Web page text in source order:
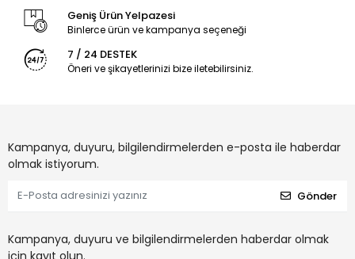
Geniş Ürün Yelpazesi
Binlerce ürün ve kampanya seçeneği
7 / 24 DESTEK
Öneri ve şikayetlerinizi bize iletebilirsiniz.
Kampanya, duyuru, bilgilendirmelerden e-posta ile haberdar
olmak istiyorum.
Gönder
Kampanya, duyuru ve bilgilendirmelerden haberdar olmak
için kayıt olun.